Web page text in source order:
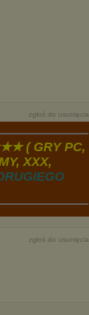
zgłoś do usunięcia
( GRY PC,
XXX,
zgłoś do usunięcia